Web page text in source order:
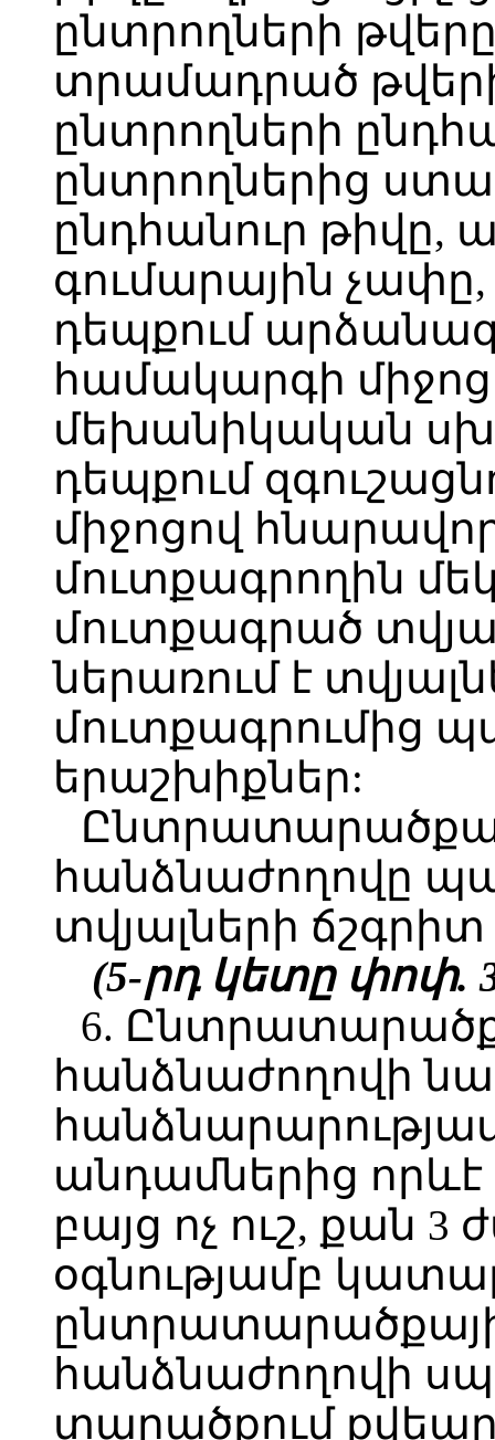
ընտրողների
տրամադրած
ընտրողների
ընտրողներից
ընդհանուր թիվը,
գումարային
դեպքում
համակարգի
մեխանիկական
դեպքում
միջոցով
մուտքագրողին
մուտքագրած
ներառում է
մուտքագրումից
երաշխիքներ:
հանձնաժողովը
տվյալների
(5-րդ կետը փոփ.
6.
հանձնաժողովի
անդամներից
բայց ոչ ուշ, քան
օգնությամբ
հանձնաժողովի
տարածքում